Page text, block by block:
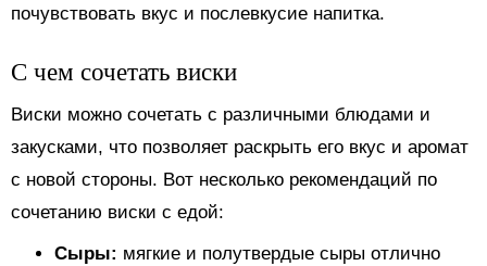
почувствовать вкус и послевкусие напитка.
С чем сочетать виски
Виски можно сочетать с различными блюдами и
закусками, что позволяет раскрыть его вкус и аромат
с новой стороны. Вот несколько рекомендаций по
сочетанию виски с едой:
Сыры: мягкие и полутвердые сыры отлично